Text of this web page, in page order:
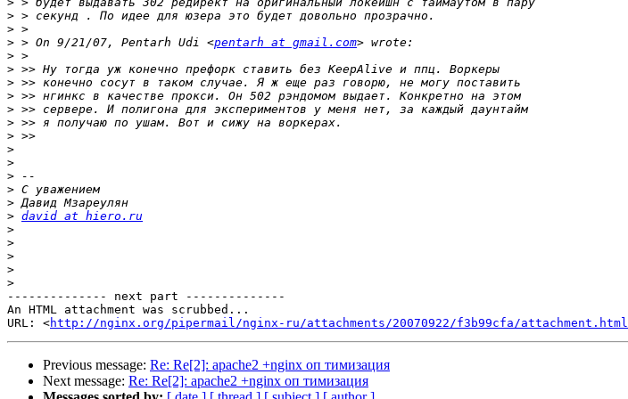
>
>
> > On 9/21/07, Pentarh Udi <pentarh at gmail.com
>
>
>
>
>
>
>
>
>
>
>
>
> david at hiero.ru
>
>
>
>
>
-------------- next part --------------
An HTML attachment was scrubbed...
URL: <http://nginx.org/pipermail/nginx-ru/attachments/20070922/f3b99cfa/attachment.html
Previous message: Re: Re[2]: apache2 +nginx оп тимизация
Next message: Re: Re[2]: apache2 +nginx оп тимизация